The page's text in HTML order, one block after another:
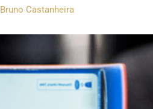
Bruno Castanheira